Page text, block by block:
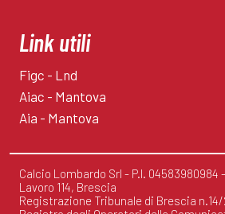
Link utili
Figc - Lnd
Aiac - Mantova
Aia - Mantova
Calcio Lombardo Srl - P.I. 04583980984
Lavoro 114, Brescia
Registrazione Tribunale di Brescia n.14/